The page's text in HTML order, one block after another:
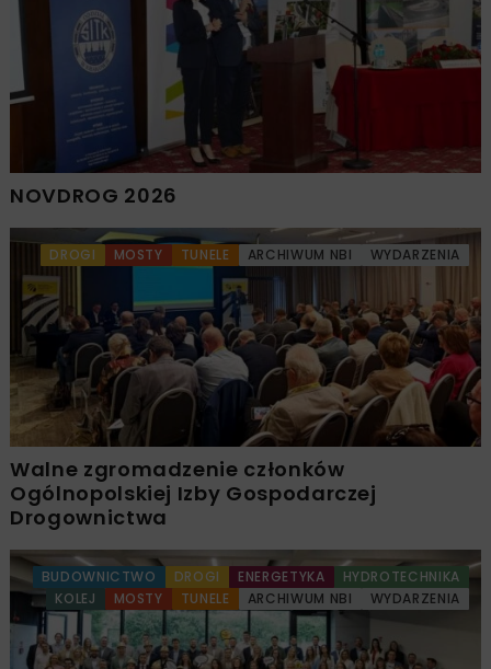
NOVDROG 2026
DROGI MOSTY TUNELE ARCHIWUM NBI WYDARZENIA
Walne zgromadzenie członków
Ogólnopolskiej Izby Gospodarczej
Drogownictwa
BUDOWNICTWO DROGI ENERGETYKA
HYDROTECHNIKA
KOLEJ
MOSTY TUNELE ARCHIWUM NBI WYDARZENIA